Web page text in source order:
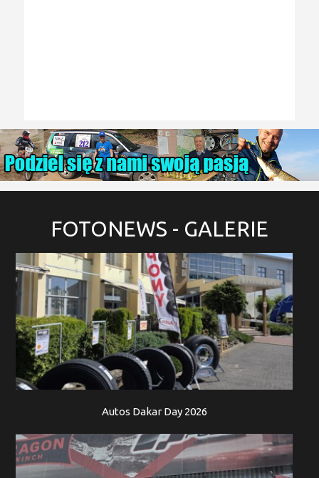
FOTONEWS - GALERIE
Autos Dakar Day 2026